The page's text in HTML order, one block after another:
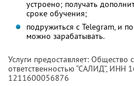
устроено; получать
сроке обучения;
подружиться с Telegram, и
можно зарабатывать.
Услуги предоставляет: Общество
ответственностью “САЛИД”, ИНН
1211600056876